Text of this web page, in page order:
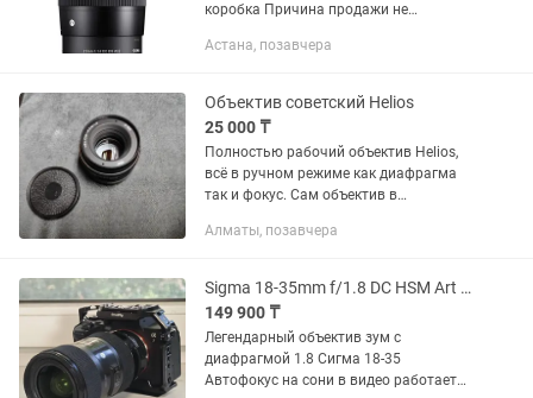
коробка Причина продажи не
Астана, позавчера
Объектив советский Helios
25 000 ₸
Полностью рабочий объектив Helios,
всё в ручном режиме как диафрагма
так и фокус. Сам объектив в
без царапин. Стоимость 20000 тенге,
Алматы, позавчера
Sigma 18-35mm f/1.8 DC HSM Art для Sony
149 900 ₸
Легендарный объектив зум с
диафрагмой 1.8 Сигма 18-35
Автофокус на сони в видео работает